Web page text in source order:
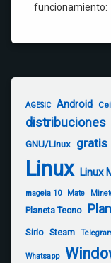
funcionamiento:
AGESIC Android
distribuciones
GNU/Linux gratis
Linux Linux
mageia 10 Mate
Planeta Tecno
Sirio Steam
Whatsapp